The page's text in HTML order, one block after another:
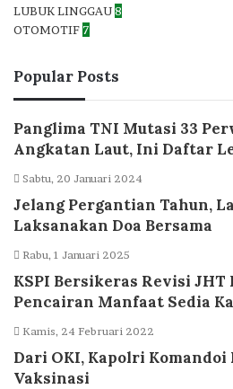
LUBUK LINGGAU8
OTOMOTIF 7
Popular Posts
Panglima TNI Mutasi 33
Angkatan Laut, Ini Daftar
Sabtu, 20 Januari 2024
Jelang Pergantian Tahun,
Laksanakan Doa Bersama
Rabu, 1 Januari 2025
KSPI Bersikeras Revisi JHT
Pencairan Manfaat Sedia
Kamis, 24 Februari 2022
Dari OKI, Kapolri Komandoi
Vaksinasi